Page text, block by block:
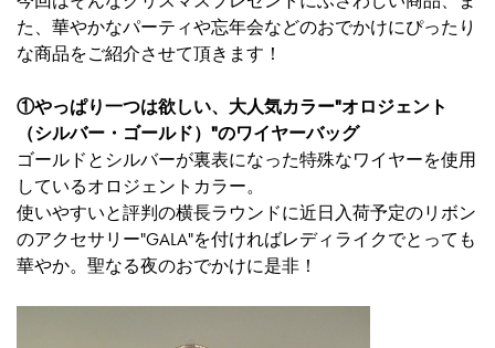
た、華やかなパーティや忘年会などのおでかけにぴったり
な商品をご紹介させて頂きます！
①やっぱり一つは欲しい、大人気カラー"オロジェント
（シルバー・ゴールド）"のワイヤーバッグ
ゴールドとシルバーが裏表になった特殊なワイヤーを使用
しているオロジェントカラー。
使いやすいと評判の横長ラウンドに近日入荷予定のリボン
のアクセサリー"GALA"を付ければレディライクでとっても
華やか。聖なる夜のおでかけに是非！